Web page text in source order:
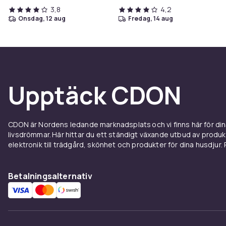
3,8
onsdag, 12 aug
4,2
fredag, 14 aug
Upptäck CDON
CDON är Nordens ledande marknadsplats och vi finns här för
livsdrömmar. Här hittar du ett ständigt växande utbud av
elektronik till trädgård, skönhet och produkter för dina husdjur.
Betalningsalternativ